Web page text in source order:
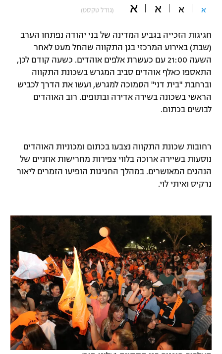
"מחצית בשכונה" – פודקאסט
משתתפים וזוכים בפרסים
תקנון משתתפים וזוכים בפרסים
תקנון עבור פעילות אלקטרה
טניס
גיימינג E-Sports
תנאי שימוש
מדיניות פרטיות
רשיון להקרנה פומבית לבית עסק
הצטרפות לחבילת הערוצים
לוח דרושים – ג'ובנט
תגיות
המגזין
ספורט מוטורי
כדורמים
אומנויות לחימה
גיימינג E-Sports
א א א א (גודל טקסט)
חגיגות הזכייה בגביע המדינה של בני יהודה נפתחו הערב
(שבת) באירוע המרכזי בגן התקווה שהחל מעט לאחר
השעה 21:00 עם כעשרת אלפים אוהדים. כשעה קודם לכן,
התאספו כאלף אוהדים סביב המגרש בשכונת התקווה
וברחבת "בית דני" הסמוכה למגרש, ועשו את הדרך לכביש
הראשי בשכונה בשירה אדירה ובתופים. רוב האוהדים
לבושים בכתום.
רחובות שכונת התקווה נצבעו בכתום ומכוניות האוהדים
נוסעות בשיירה ארוכה בלווי צפירות מחרישות אוזניים של
הנהגים המאושרים. במהלך החגיגות הופיעו הזמרים ליאור
נרקיס ואיתי לוי.